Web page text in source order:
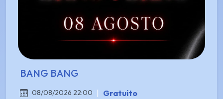
BANG BANG
08/08/2026 22:00 | Gratuito